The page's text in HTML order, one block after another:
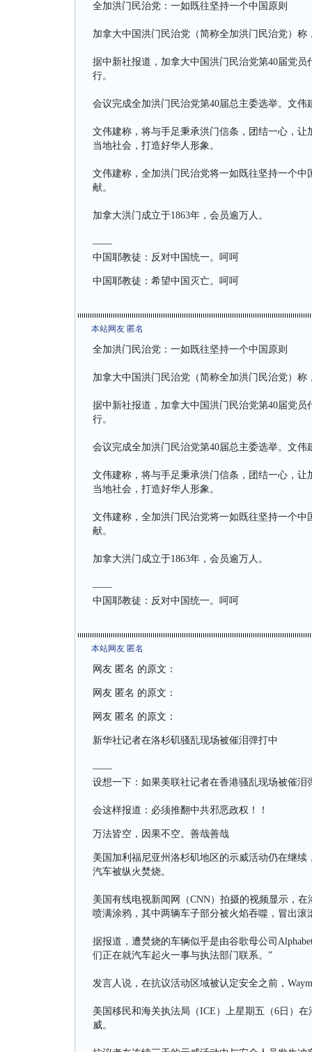
全加洪门民治党：一如既往坚持一个中国原则
加拿大中国洪门民治党（简称全加洪门民治党）
据中新社报道，加拿大中国洪门民治党第40届党
行。
会议完成全加洪门民治党第40届总主委选举。文
文伟建称，将与手足秉承洪门信条，团结一心，
当地社会，打造好华人形象。
文伟建称，全加洪门民治党将一如既往坚持一个
献。
加拿大洪门成立于1863年，会员逾万人。
——
中国耶教徒：反对中国统一。呵呵
中国耶教徒：希望中国灭亡。呵呵
本站网友 匿名
全加洪门民治党：一如既往坚持一个中国原则
加拿大中国洪门民治党（简称全加洪门民治党）
据中新社报道，加拿大中国洪门民治党第40届党
行。
会议完成全加洪门民治党第40届总主委选举。文
文伟建称，将与手足秉承洪门信条，团结一心，
当地社会，打造好华人形象。
文伟建称，全加洪门民治党将一如既往坚持一个
献。
加拿大洪门成立于1863年，会员逾万人。
——
中国耶教徒：反对中国统一。呵呵
本站网友 匿名
网友 匿名 的原文：
网友 匿名 的原文：
网友 匿名 的原文：
新华社记者在洛杉矶骚乱现场被催泪弹打中
——
设想一下：如果美联社记者在香港骚乱现场被催
会这样报道：必须推翻中共邪恶政权！！
万法皆空，因果不空。善哉善哉
美国加利福尼亚州洛杉矶地区的示威活动仍在继
汽车被纵火焚烧。
美国有线电视新闻网（CNN）拍摄的视频显示，
喷满涂鸦，其中两辆车子部分被火焰吞噬，冒出滚
据报道，遭焚烧的车辆似乎是由谷歌母公司
们正在就汽车起火一事与执法部门联系。”
发言人说，在抗议活动区域被认定安全之前，
美国移民和海关执法局（ICE）上星期五（6日）
威。